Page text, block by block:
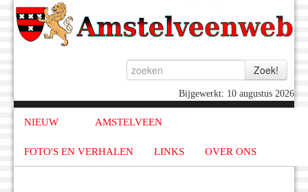
Bijgewerkt: 10 augustus 2026
NIEUW AMSTELVEEN
FOTO'S EN VERHALEN LINKS OVER ONS